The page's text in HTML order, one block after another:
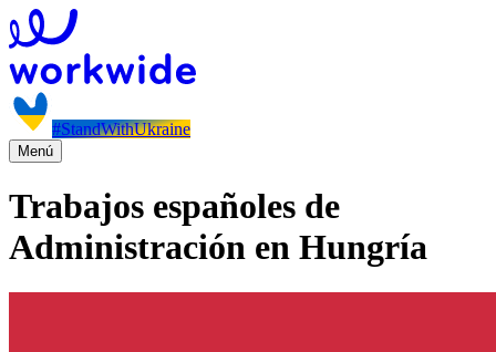
#StandWithUkraine
Menú
Trabajos españoles de
Administración en Hungría